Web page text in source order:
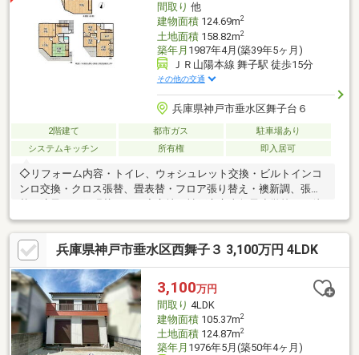
間取り 他
建物面積124.69m2
土地面積158.82m2
築年月 1987年4月(築39年5ヶ月)
ＪＲ山陽本線 舞子駅 徒歩15分
その他の交通
兵庫県神戸市垂水区舞子台６
2階建て 都市ガス
駐車場あり
システムキッチン
所有権 即入居可
◇リフォーム内容・トイレ、ウォシュレット交換・ビルトインコ
ンロ交換・クロス張替、畳表替・フロア張り替え・襖新調、張
歩約5分・神戸市立歌敷山中学校まで徒歩約13分◆◇弊社が選ば
れる理由◆◇1．お金の扱い方のプロ、ファイナンシャルプラン
ナーが資金計画をサポート！2．買い替えなどにも対応できる売却
専門チームあり！3．たくさんの銀行と繋がりがあるため、最も低
金利になるように審査が可能！弊社は専門家同士が連携をとって
いるため、より多くの知見がございますお気軽にお問合せくださ
い！
兵庫県神戸市垂水区西舞子３ 3,100万円 4LDK
3,100万円
間取り 4LDK
建物面積105.37m2
土地面積124.87m2
築年月 1976年5月(築50年4ヶ月)